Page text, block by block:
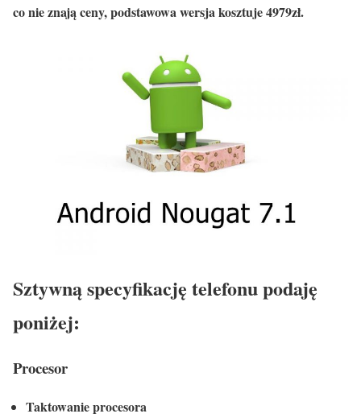
co nie znają ceny, podstawowa wersja kosztuje 4979zł.
Sztywną specyfikację telefonu podaję
poniżej:
Procesor
Taktowanie procesora